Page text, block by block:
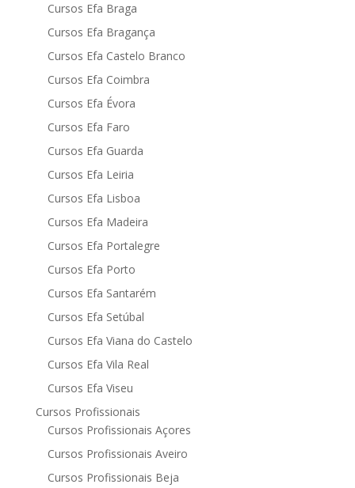
Cursos Efa Braga
Cursos Efa Bragança
Cursos Efa Castelo Branco
Cursos Efa Coimbra
Cursos Efa Évora
Cursos Efa Faro
Cursos Efa Guarda
Cursos Efa Leiria
Cursos Efa Lisboa
Cursos Efa Madeira
Cursos Efa Portalegre
Cursos Efa Porto
Cursos Efa Santarém
Cursos Efa Setúbal
Cursos Efa Viana do Castelo
Cursos Efa Vila Real
Cursos Efa Viseu
Cursos Profissionais
Cursos Profissionais Açores
Cursos Profissionais Aveiro
Cursos Profissionais Beja